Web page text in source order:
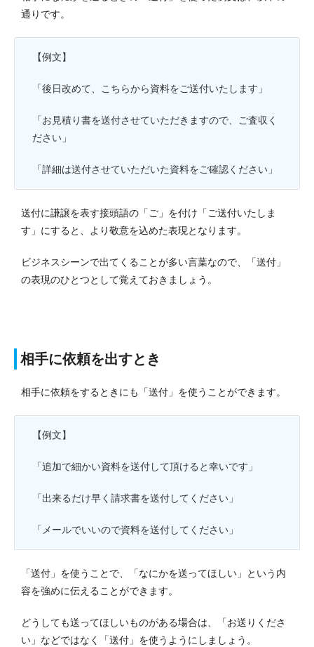
通りです。
【例文】
「後日改めて、こちらから資料をご送付いたします」
「お見積り書を送付させていただきますので、ご査収く
ださい」
「詳細は送付させていただいた資料をご確認ください」
送付に謙譲を表す接頭語の「ご」を付け「ご送付いたしま
す」にすると、より敬意を込めた表現となります。
ビジネスシーンで出てくることが多い言葉なので、「送付」
の表現のひとつとして覚えておきましょう。
相手に依頼を出すとき
相手に依頼をするときにも「送付」を使うことができます。
【例文】
「追加で細かい資料を送付して頂けると幸いです」
「出来るだけ早く請求書を送付してください」
「メールでいいので資料を送付してください」
「送付」を使うことで、「なにかを送ってほしい」という内
容を強めに伝えることができます。
どうしても送ってほしいものがある場合は、「お送りくださ
い」などではなく「送付」を使うようにしましょう。